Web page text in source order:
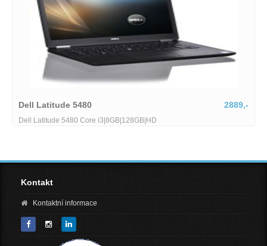
Dell Latitude 5480 2889,-
Dell Latitude 5480 Core i3|8GB|128GB|HD
Kontakt
Kontaktní informace